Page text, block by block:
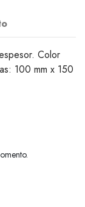
Color
100 mm x 150